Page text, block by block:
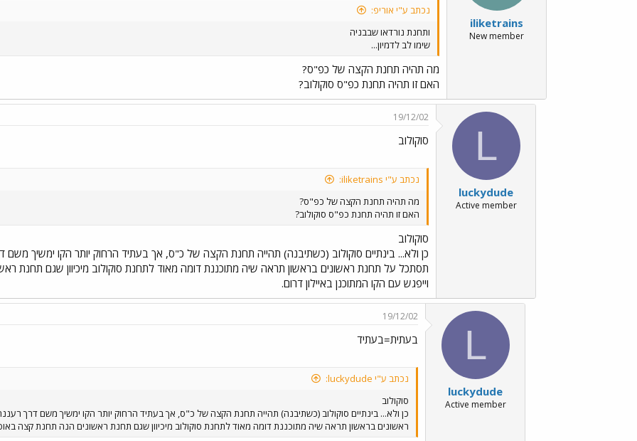
iliketrains
New member
נכתב ע"י אוריפ:
ותחנת נורדאו שבבניה
שימו לב לדמיון...
מה תהיה תחנת הקצה של כפ"ס?
האם זו תהיה תחנת כפ"ס סוקולוב?
L
luckydude
Active member
19/12/02
סוקולוב
נכתב ע"י iliketrains:
מה תהיה תחנת הקצה של כפ"ס?
האם זו תהיה תחנת כפ"ס סוקולוב?
סוקולוב
כן ולא... בינתיים סוקולוב (כשתיבנה) תהייה תחנת הקצה של כ"ס, אך בעתיד הרחוק יותר הקו ימשיך
תסתכל על תחנת ראשונים בראשון תראה שיה מתוכננת דומה מאוד לתחנת סוקולוב מיכיוון שגם תחנת
וייפגש עם הקו המתוכנן באיילון דרום.
L
luckydude
Active member
19/12/02
בעתית=בעתיד
נכתב ע"י luckydude:
סוקולוב
כן ולא... בינתיים סוקולוב (כשתיבנה) תהייה תחנת הקצה של כ"ס, אך בעתיד הרחוק יותר הקו ימשיך משם דרך
ראשונים בראשון תראה שיה מתוכננת דומה מאוד לתחנת סוקולוב מיכיוון שגם תחנת ראשונים הנה תחנת קצה